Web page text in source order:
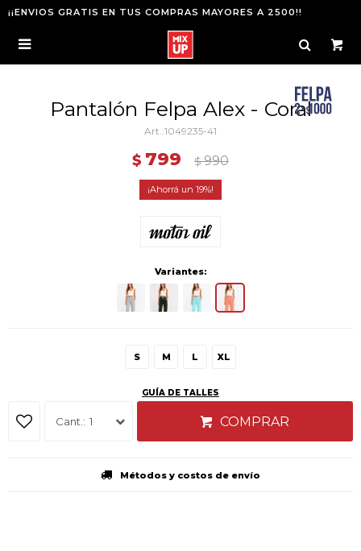
¡¡ENVIOS GRATIS EN TUS COMPRAS MAYORES A 2500!!

Pantalón Felpa Alex - Coral
1049235-41
$ 799 $ 990
19
Variantes:
S M L XL
GUÍA DE TALLES
1 COMPRAR
Métodos y costos de envío